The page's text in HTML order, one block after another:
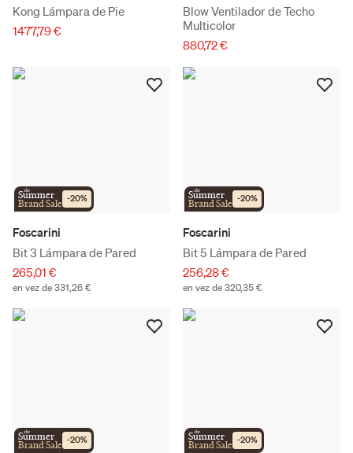
Kong Lámpara de Pie
1477,79 €
Blow Ventilador de Techo
Multicolor
880,72 €
the
Summer
Brand Sale -20%
Foscarini
Bit 3 Lámpara de Pared
265,01 €
en vez de 331,26 €
the
Summer
Brand Sale -20%
Foscarini
Bit 5 Lámpara de Pared
256,28 €
en vez de 320,35 €
the
Summer
Brand Sale -20%
the
Summer
Brand Sale -20%